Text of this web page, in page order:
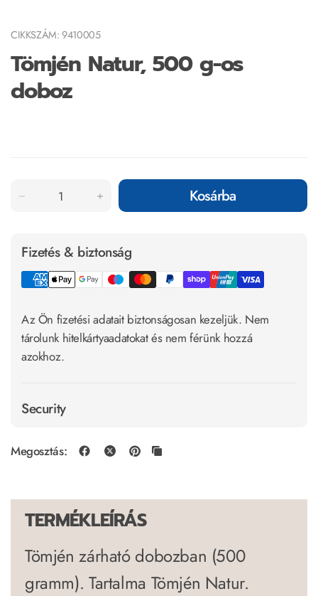
CIKKSZÁM: 9410005
Tömjén Natur, 500 g-os
doboz
Kosárba
Fizetés & biztonság
Az Ön fizetési adatait biztonságosan kezeljük. Nem
tárolunk hitelkártyaadatokat és nem férünk hozzá
azokhoz.
Security
Megosztás:
TERMÉKLEÍRÁS
Tömjén zárható dobozban (500
gramm). Tartalma Tömjén Natur.